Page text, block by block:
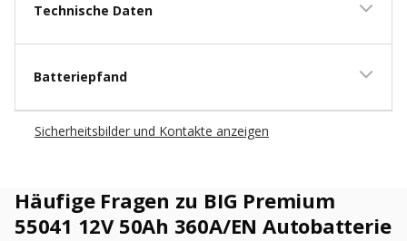
Technische Daten
Batteriepfand
Sicherheitsbilder und Kontakte anzeigen
Häufige Fragen zu BIG Premium
55041 12V 50Ah 360A/EN Autobatterie